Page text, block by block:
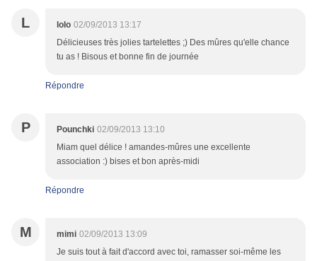
L lolo 02/09/2013 13:17
Délicieuses très jolies tartelettes ;) Des mûres qu'elle chance
tu as ! Bisous et bonne fin de journée
Répondre
P Pounchki 02/09/2013 13:10
Miam quel délice ! amandes-mûres une excellente
association :) bises et bon après-midi
Répondre
M mimi 02/09/2013 13:09
Je suis tout à fait d'accord avec toi, ramasser soi-même les